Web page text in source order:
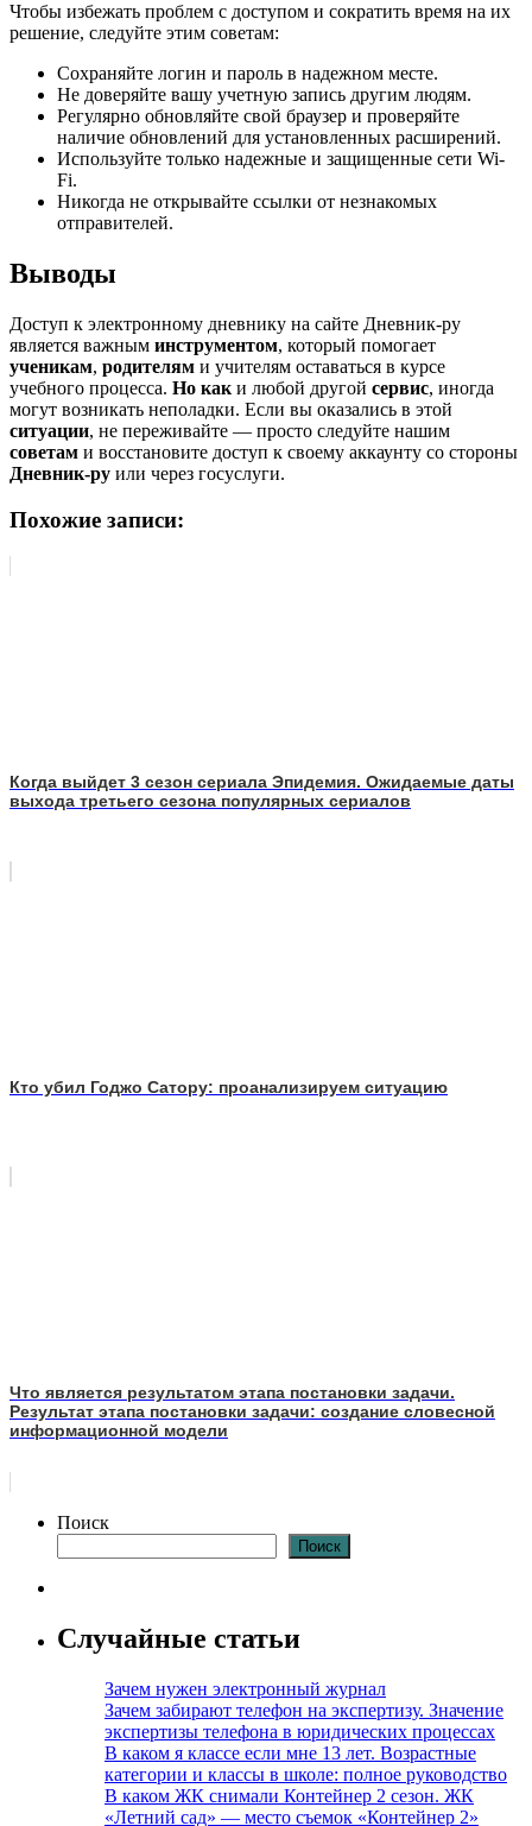
Чтобы избежать проблем с доступом и сократить время на их
решение, следуйте этим советам:
Сохраняйте логин и пароль в надежном месте.
Не доверяйте вашу учетную запись другим людям.
Регулярно обновляйте свой браузер и проверяйте
наличие обновлений для установленных расширений.
Используйте только надежные и защищенные сети Wi-
Fi.
Никогда не открывайте ссылки от незнакомых
отправителей.
Выводы
Доступ к электронному дневнику на сайте Дневник-ру
является важным инструментом, который помогает
ученикам, родителям и учителям оставаться в курсе
учебного процесса. Но как и любой другой сервис, иногда
могут возникать неполадки. Если вы оказались в этой
ситуации, не переживайте — просто следуйте нашим
советам и восстановите доступ к своему аккаунту со стороны
Дневник-ру или через госуслуги.
Похожие записи:
Когда выйдет 3 сезон сериала Эпидемия. Ожидаемые даты
выхода третьего сезона популярных сериалов
Кто убил Годжо Сатору: проанализируем ситуацию
Что является результатом этапа постановки задачи.
Результат этапа постановки задачи: создание словесной
информационной модели
Поиск
Поиск
Случайные статьи
Зачем нужен электронный журнал
Зачем забирают телефон на экспертизу. Значение
экспертизы телефона в юридических процессах
В каком я классе если мне 13 лет. Возрастные
категории и классы в школе: полное руководство
В каком ЖК снимали Контейнер 2 сезон. ЖК
«Летний сад» — место съемок «Контейнер 2»